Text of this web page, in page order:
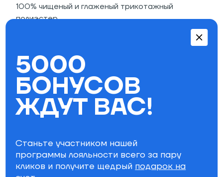
100% чищеный и глаженый трикотажный
полиэстер
СПЕЦ.ФУНКЦИИ:
проклеенные в критических зонах швы
утеплитель polyfill 100гр.на туловище и
60гр. на рукава
вентиляция подмышками
Параметры фильтра
5000
БОНУСОВ
ЖДУТ ВАС!
Станьте участником нашей
программы лояльности всего за пару
кликов и получите щедрый подарок на